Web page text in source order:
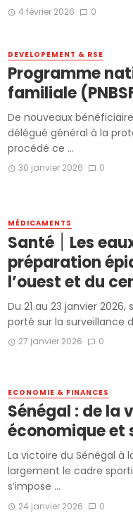
4 février 2026 0
DEVELOPEMENT & RSE
Programme
familiale
De nouveaux
délégué général à la
procédé ce ...
30 janvier 2026 0
MÉDICAMENTS
Santé ׀ Les eaux usées au cœur de la
préparation
l’ouest et du
Du 21 au 23 janvier 2026,
porté sur la surveillance
27 janvier 2026 0
ECONOMIE & FINANCES
Sénégal : de la
économique et
La victoire du Sénégal à
largement le cadre
s’impose ...
24 janvier 2026 0